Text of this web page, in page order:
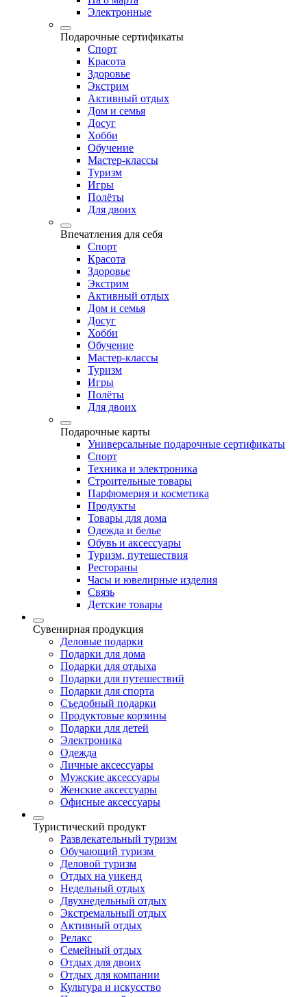
Электронные
Подарочные сертификаты
Спорт
Красота
Здоровье
Экстрим
Активный отдых
Дом и семья
Досуг
Хобби
Обучение
Мастер-классы
Туризм
Игры
Полёты
Для двоих
Впечатления для себя
Спорт
Красота
Здоровье
Экстрим
Активный отдых
Дом и семья
Досуг
Хобби
Обучение
Мастер-классы
Туризм
Игры
Полёты
Для двоих
Подарочные карты
Универсальные подарочные сертификаты
Спорт
Техника и электроника
Строительные товары
Парфюмерия и косметика
Продукты
Товары для дома
Одежда и белье
Обувь и аксессуары
Туризм, путешествия
Рестораны
Часы и ювелирные изделия
Связь
Детские товары
Сувенирная продукция
Деловые подарки
Подарки для дома
Подарки для отдыха
Подарки для путешествий
Подарки для спорта
Съедобный подарки
Продуктовые корзины
Подарки для детей
Электроника
Одежда
Личные аксессуары
Мужские аксессуары
Женские аксессуары
Офисные аксессуары
Туристический продукт
Развлекательный туризм
Обучающий туризм
Деловой туризм
Отдых на уикенд
Недельный отдых
Двухнедельный отдых
Экстремальный отдых
Активный отдых
Релакс
Семейный отдых
Отдых для двоих
Отдых для компании
Культура и искусство